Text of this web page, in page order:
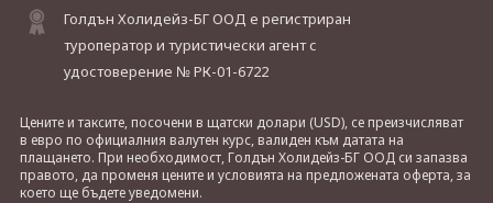
Голдън Холидейз-БГ ООД е регистриран
туроператор и туристически агент с
удостоверение № РК-01-6722
Цените и таксите, посочени в щатски долари (USD), се преизчисляват
в евро по официалния валутен курс, валиден към датата на
плащането. При необходимост, Голдън Холидейз-БГ ООД си запазва
правото, да променя цените и условията на предложената оферта, за
което ще бъдете уведомени.